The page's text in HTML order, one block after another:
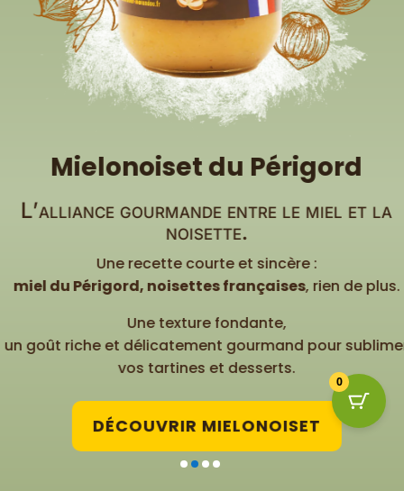
Mielonoiset du Périgord
L’alliance gourmande entre le miel et la
noisette.
Une recette courte et sincère :
miel du Périgord, noisettes françaises, rien de plus.
Une texture fondante,
un goût riche et délicatement gourmand pour sublimer
vos tartines et desserts.
DÉCOUVRIR MIELONOISET
0